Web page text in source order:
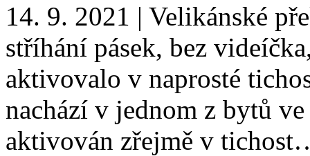
14. 9. 2021 | Velikánské
stříhání pásek, bez
aktivovalo v naprosté
nachází v jednom z bytů
aktivován zřejmě v